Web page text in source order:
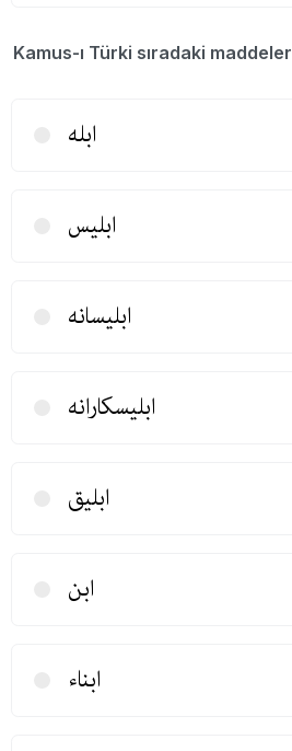
Kamus-ı Türki sıradaki maddeler
ابله
ابلیس
ابلیسانه
ابلیسكارانه
ابلیق
ابن
ابناء